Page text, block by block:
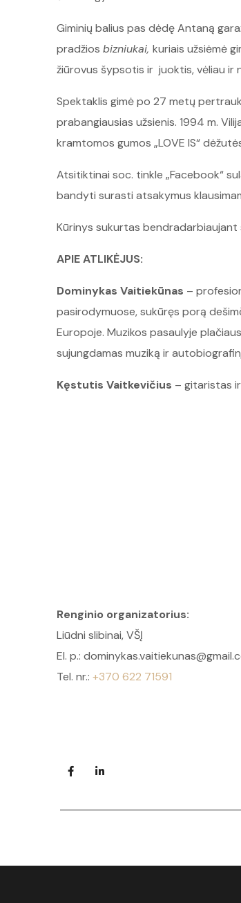
Giminių balius pas dėdę Antaną
pradžios bizniukai, kuriais užsiėmė
žiūrovus šypsotis ir juoktis, vėliau ir
Spektaklis gimė po 27 metų
prabangiausias užsienis. 1994 m.
kramtomos gumos „LOVE IS“
Atsitiktinai soc. tinkle „Facebook“
bandyti surasti atsakymus
Kūrinys sukurtas bendradarbiaujant
APIE ATLIKĖJUS:
Dominykas Vaitiekūnas –
pasirodymuose, sukūręs porą
Europoje. Muzikos pasaulyje
sujungdamas muziką ir
Kęstutis Vaitkevičius – gitaristas
Renginio organizatorius:
Liūdni slibinai, VŠĮ
El. p.:
Tel. nr.: +370 622 71591